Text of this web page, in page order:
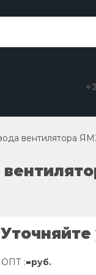
вентилятора
ОПТ :-руб.